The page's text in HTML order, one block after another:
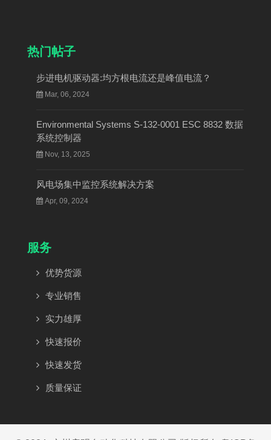
热门帖子
步进电机驱动器:均方根电流还是峰值电流？
Mar, 06, 2024
Environmental Systems S-132-0001 ESC 8832 数据
系统控制器
Nov, 13, 2025
风电场集中监控系统解决方案
Apr, 09, 2024
服务
优势货源
专业销售
实力雄厚
快速报价
快速发货
质量保证